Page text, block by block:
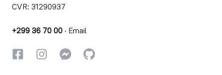
CVR: 31290937
+299 36 70 00 · Email
FacebookInstagramInstagram
GitHub